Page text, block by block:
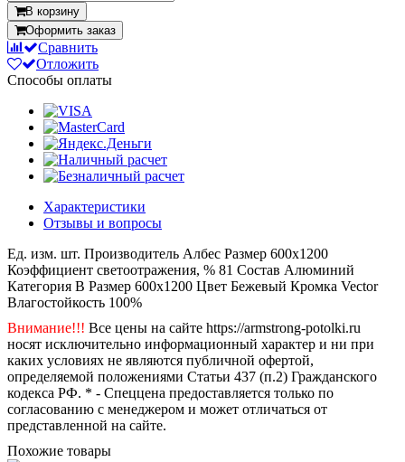
В корзину
Оформить заказ
Сравнить
Отложить
Способы оплаты
Характеристики
Отзывы и вопросы
Ед. изм. шт. Производитель Албес Размер 600x1200
Коэффициент светоотражения, % 81 Состав Алюминий
Категория B Размер 600x1200 Цвет Бежевый Кромка Vector
Влагостойкость 100%
Внимание!!! Все цены на сайте https://armstrong-potolki.ru
носят исключительно информационный характер и ни при
каких условиях не являются публичной офертой,
определяемой положениями Статьи 437 (п.2) Гражданского
кодекса РФ. * - Спеццена предоставляется только по
согласованию с менеджером и может отличаться от
представленной на сайте.
Похожие товары